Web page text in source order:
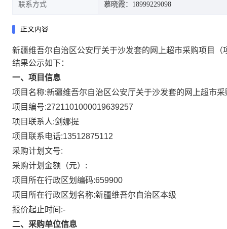
联系方式 慕晓霞：18999229098
正文内容
新疆维吾尔自治区公安厅关于沙发套的网上超市采购项目
结果公示如下：
一、项目信息
项目名称:新疆维吾尔自治区公安厅关于沙发套的网上超市采
项目编号:2721101000019639257
项目联系人:剑娜提
项目联系电话:13512875112
采购计划文号:
采购计划金额（元）:
项目所在行政区划编码:659900
项目所在行政区划名称:新疆维吾尔自治区本级
报价起止时间:-
二、采购单位信息